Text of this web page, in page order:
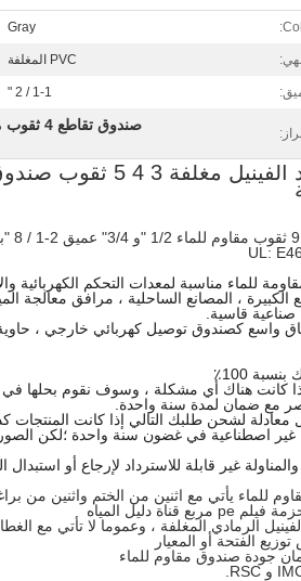
Gray
PVC المغلفة
1-1 / 2 "
صندوق تقاطع 4 ثقوب مقاوم للماء
للماء مناسبة لمعدات التحكم الكهربائية
الكبيرة ، المصانع الساحلية ، مرافق معالجة
قاسية.
واسع كصندوق توصيل كهربائي خارجي ، حاوية
100٪
معادلة لشحن طلبك التالي إذا كانت المنتجات
اصطناعية في غضون سنة واحدة ؛لكن الصور